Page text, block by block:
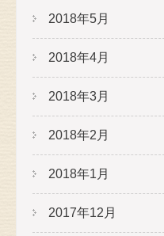
2018年5月
2018年4月
2018年3月
2018年2月
2018年1月
2017年12月